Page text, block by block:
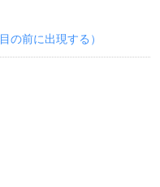
の前に出現する）